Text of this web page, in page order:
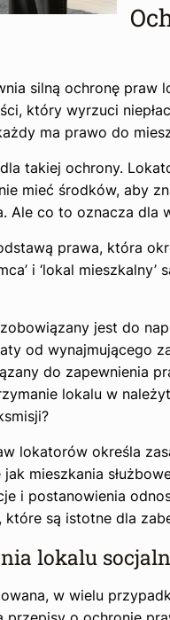
silną ochronę praw
który wyrzuci
ma prawo do
takiej ochrony.
mieć środków, aby
Ale co to oznacza dla
prawa, która
i ‘lokal
jest do
od wynajmującego
do zapewnienia
lokalu w
lokatorów określa
mieszkania
i postanowienia
które są istotne dla
lokalu
w wielu